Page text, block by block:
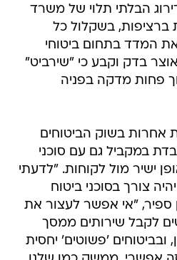
הבלתי תלוי של משרד
ברציפות, בשקלול כל
המדד בתחום ביטוחי
בדק וקבע כי "שירביט"
פחות מדקה בפניה
אחרות בשוק הביטוחים
במקביל גם עם סוכני
ישיר מול לקוחות. "לדעתי
צורך בסוכני ביטוח
ספיר, "אי אפשר לעצור את
לקבל שירותים ממסך
'פשוטים' יחסית